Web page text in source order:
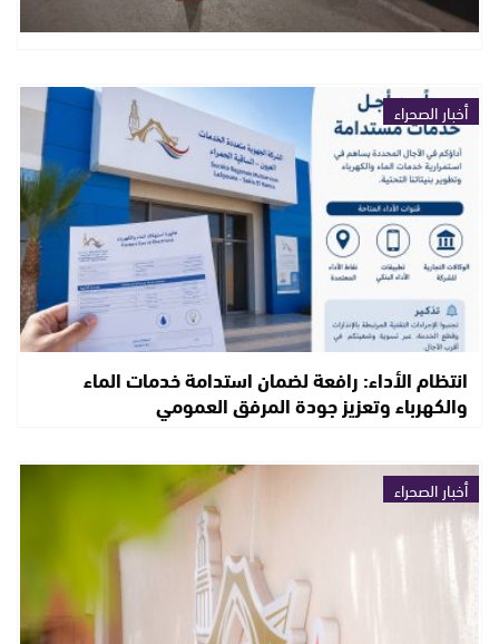
أخبار الصحراء
انتظام الأداء: رافعة لضمان استدامة خدمات الماء
والكهرباء وتعزيز جودة المرفق العمومي
أخبار الصحراء